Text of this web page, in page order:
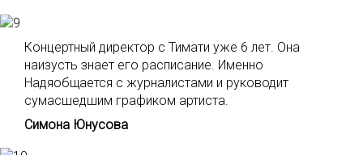
Концертный директор с Тимати уже 6 лет. Она
наизусть знает его расписание. Именно
Надяобщается с журналистами и руководит
сумасшедшим графиком артиста.
Симона Юнусова